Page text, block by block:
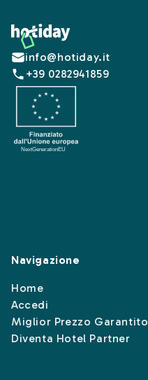
Footer
info@hotiday.it
+39 0282941859
Navigazione
Home
Accedi
Miglior Prezzo Garantito
Diventa Hotel Partner